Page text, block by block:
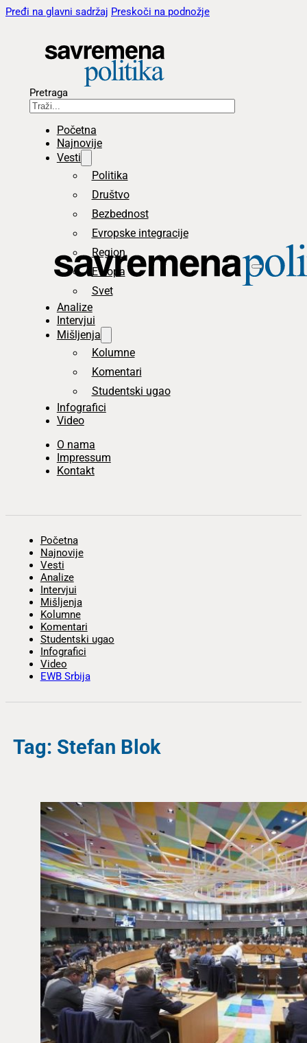
Pređi na glavni sadržaj Preskoči na podnožje
Pretraga
Početna
Najnovije
Vesti
Politika
Društvo
Bezbednost
Evropske integracije
Region
Evropa
Svet
Analize
Intervjui
Mišljenja
Kolumne
Komentari
Studentski ugao
Infografici
Video
O nama
Impressum
Kontakt
Početna
Najnovije
Vesti
Analize
Intervjui
Mišljenja
Kolumne
Komentari
Studentski ugao
Infografici
Video
EWB Srbija
Tag: Stefan Blok